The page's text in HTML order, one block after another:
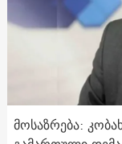
მოსაზრება: